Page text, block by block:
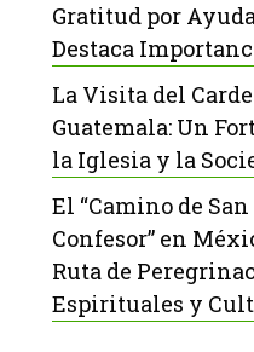
Gratitud por
Destaca
La Visita del
Guatemala: Un
la Iglesia y la
El “Camino de
Confesor” en
Ruta de
Espirituales y